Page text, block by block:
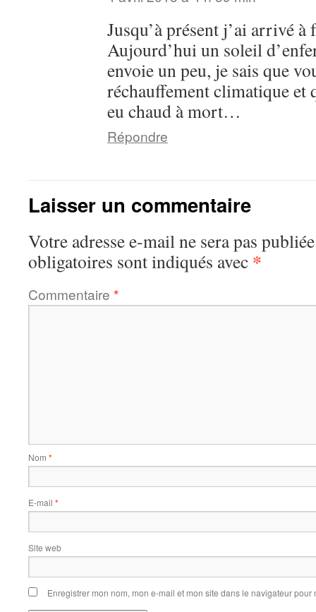
Jusqu’à présent j’ai arrivé à
Aujourd’hui un soleil
envoie un peu, je sais que
réchauffement climatique et
eu chaud à mort…
Répondre
Laisser un commentaire
Votre adresse e-mail ne sera pas
obligatoires sont indiqués avec *
Commentaire *
Nom *
E-mail *
Site web
Enregistrer mon nom, mon e-mail et mon site dans le navigateur